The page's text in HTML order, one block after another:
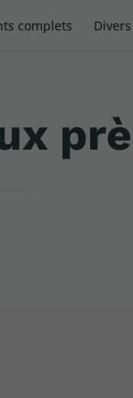
complets Divers